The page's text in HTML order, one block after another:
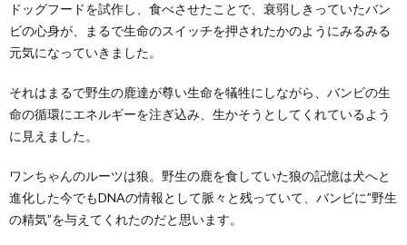
ドッグフードを試作し、食べさせたことで、衰弱しきっていたバン
ビの心身が、まるで生命のスイッチを押されたかのようにみるみる
元気になっていきました。
それはまるで野生の鹿達が尊い生命を犠牲にしながら、バンビの生
命の循環にエネルギーを注ぎ込み、生かそうとしてくれているよう
に見えました。
ワンちゃんのルーツは狼。野生の鹿を食していた狼の記憶は犬へと
進化した今でもDNAの情報として脈々と残っていて、バンビに”野生
の精気”を与えてくれたのだと思います。